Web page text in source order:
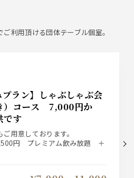
利用頂ける団体テーブル個室。
プラン】しゃぶしゃぶ会
コース 7,000円か
す
用意しております。
円 プレミアム飲み放題 ＋